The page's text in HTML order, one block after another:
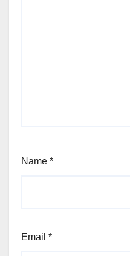
Name *
Email *